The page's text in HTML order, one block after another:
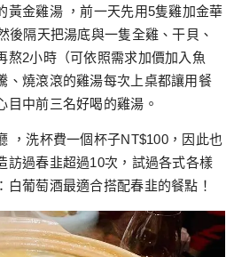
黃金雞湯 ，前一天先用5隻雞加金華
後隔天把湯底與一隻全雞、干貝、
熬2小時（可依照需求加價加入魚
、燒滾滾的雞湯每次上桌都讓用餐
目中前三名好喝的雞湯。
，洗杯費一個杯子NT$100，因此也
訪過春韭超過10次，試過各式各樣
白葡萄酒最適合搭配春韭的餐點！